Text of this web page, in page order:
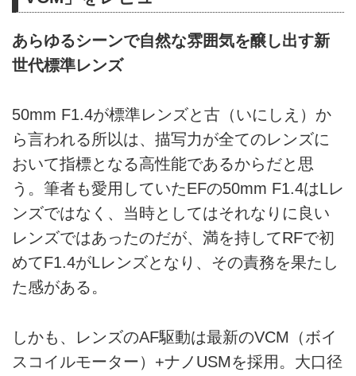
あらゆるシーンで自然な雰囲気を醸し出す新
世代標準レンズ
50mm F1.4が標準レンズと古（いにしえ）か
ら言われる所以は、描写力が全てのレンズに
おいて指標となる高性能であるからだと思
う。筆者も愛用していたEFの50mm F1.4はLレ
ンズではなく、当時としてはそれなりに良い
レンズではあったのだが、満を持してRFで初
めてF1.4がLレンズとなり、その責務を果たし
た感がある。
しかも、レンズのAF駆動は最新のVCM（ボイ
スコイルモーター）+ナノUSMを採用。大口径